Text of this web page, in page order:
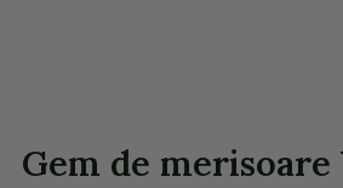
Gem de